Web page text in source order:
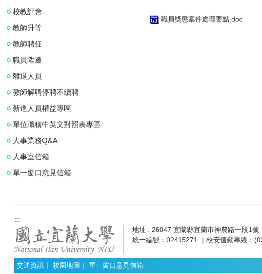
校教評會
教師升等
教師聘任
職員陞遷
離退人員
教師解聘停聘不續聘
新進人員權益專區
單位職稱中英文對照表專區
人事業務Q&A
人事室信箱
單一窗口意見信箱
職員獎懲案件處理要點.doc
:::
地址 : 26047 宜蘭縣宜蘭市神農路一段1
統一編號：02415271 ｜校安值勤專線：
交通資訊 ｜ 校園地圖 ｜ 單一窗口意見信箱